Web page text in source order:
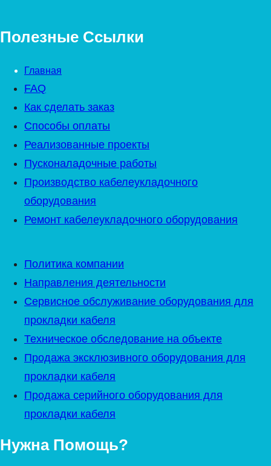
Полезные Ссылки
Главная
FAQ
Как сделать заказ
Способы оплаты
Реализованные проекты
Пусконаладочные работы
Производство кабелеукладочного
оборудования
Ремонт кабелеукладочного оборудования
Политика компании
Направления деятельности
Сервисное обслуживание оборудования для
прокладки кабеля
Техническое обследование на объекте
Продажа эксклюзивного оборудования для
прокладки кабеля
Продажа серийного оборудования для
прокладки кабеля
Нужна Помощь?